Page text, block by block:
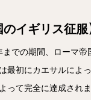
のイギリス征服
までの期間、ローマ帝
最初にカエサルによ
って完全に達成され